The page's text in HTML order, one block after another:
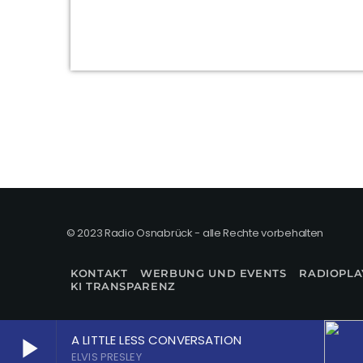
play_arrow A LITTLE LESS CONVERSATION
ELVIS PRESLEY
© 2023 Radio Osnabrück - alle Rechte vorbehalten
KONTAKT WERBUNG UND EVENTS
KI TRANSPARENZ